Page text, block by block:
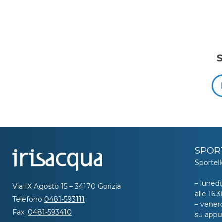
Via IX Agosto 15 – 34170 Gorizia
Telefono 0481-593111
Fax: 0481-593410
–
alle
–
su